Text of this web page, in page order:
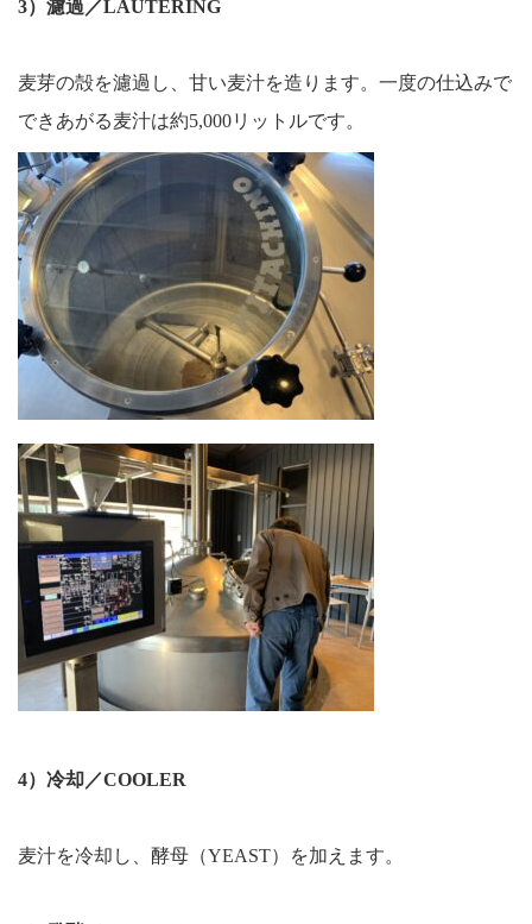
3）濾過／LAUTERING
麦芽の殻を濾過し、甘い麦汁を造ります。一度の仕込みで
できあがる麦汁は約5,000リットルです。
4）冷却／COOLER
麦汁を冷却し、酵母（YEAST）を加えます。